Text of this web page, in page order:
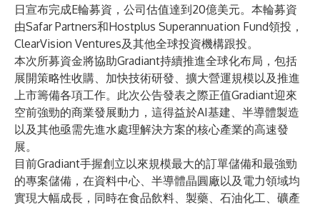
日宣布完成E輪募資，公司估值達到20億美元。本輪募資
由Safar Partners和Hostplus Superannuation Fund領投，
ClearVision Ventures及其他全球投資機構跟投。
本次所募資金將協助Gradiant持續推進全球化布局，包括
展開策略性收購、加快技術研發、擴大營運規模以及推進
上市籌備各項工作。此次公告發表之際正值Gradiant迎來
空前強勁的商業發展動力，這得益於AI基建、半導體製造
以及其他亟需先進水處理解決方案的核心產業的高速發
展。
目前Gradiant手握創立以來規模最大的訂單儲備和最強勁
的專案儲備，在資料中心、半導體晶圓廠以及電力領域均
實現大幅成長，同時在食品飲料、製藥、石油化工、礦產